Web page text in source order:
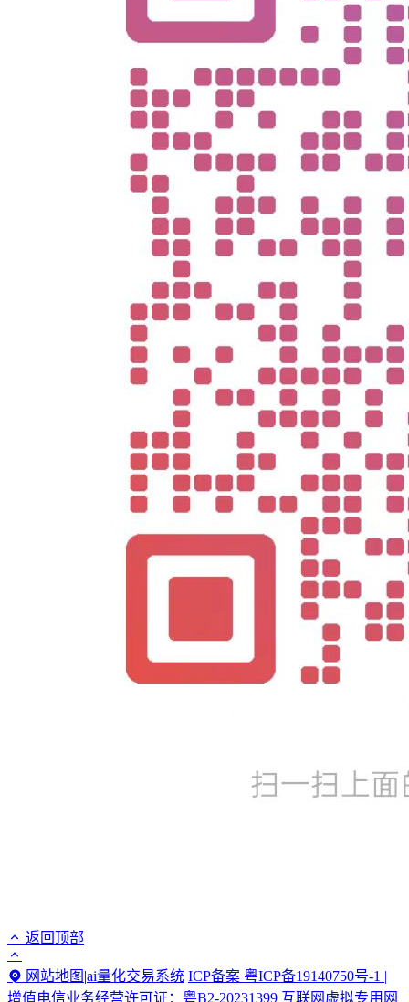
返回顶部
网站地图 |ai量化交易系统 ICP备案 粤ICP备19140750号-1 |
增值电信业务经营许可证：粤B2-20231399 互联网虚拟专用网